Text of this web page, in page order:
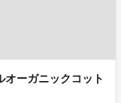
オーガニックコット